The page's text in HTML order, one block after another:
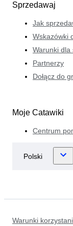
Sprzedawaj
Jak
Wskazówki
Warunki dla
Partnerzy
Dołącz do
Moje Catawiki
Centrum
Warunki